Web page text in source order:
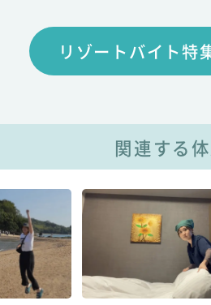
リゾートバイト特
関連する